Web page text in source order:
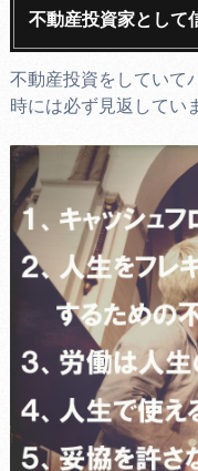
不動産投資家として
不動産投資をしていて
時には必ず見返してい